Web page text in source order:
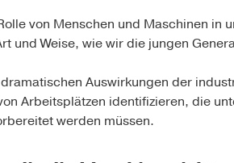
von Menschen und Maschinen
und Weise, wie wir die jungen
Auswirkungen der
Arbeitsplätzen identifizieren, die
werden müssen.